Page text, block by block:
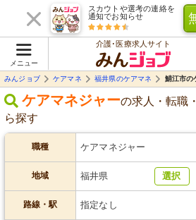
スカウトや選考の連絡を
通知でお知らせ
メニュー
介護･医療求人サイト
みんジョブ
ケアマネ 福井県のケアマネ 鯖江市の
ケアマネジャーの求人・転職
ら探す
職種 ケアマネジャー
地域 福井県 選択
路線・駅 指定なし